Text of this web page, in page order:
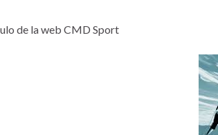
de la web CMD Sport